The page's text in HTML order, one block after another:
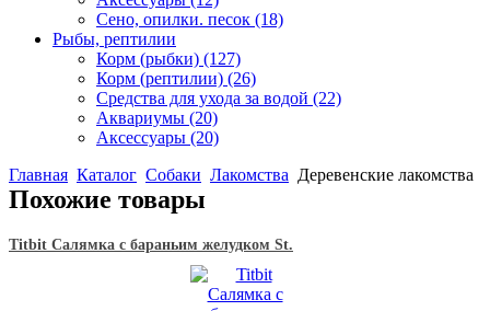
Сено, опилки. песок (18)
Рыбы, рептилии
Корм (рыбки) (127)
Корм (рептилии) (26)
Средства для ухода за водой (22)
Аквариумы (20)
Аксессуары (20)
Главная Каталог Собаки Лакомства Деревенские лакомства
Похожие товары
Titbit Салямка с бараньим желудком St.